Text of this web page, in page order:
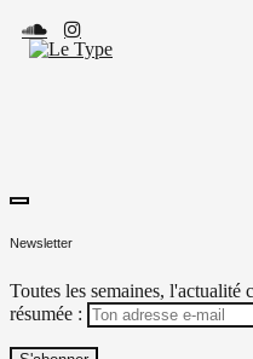
Skip
to
content
toggle
sidebar
Newsletter
Toutes les semaines, l'actualité
résumée :